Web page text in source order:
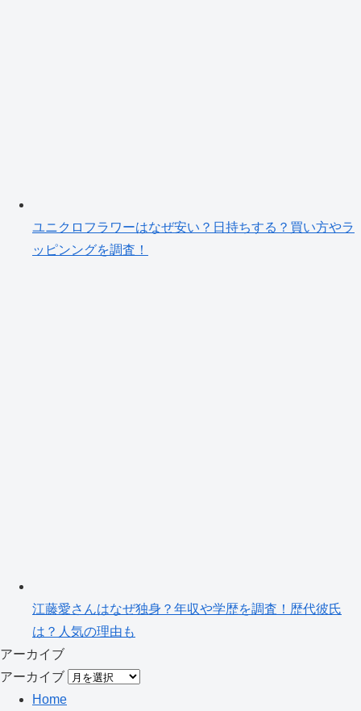
ユニクロフラワーはなぜ安い？日持ちする？買い方やラ
ッピンングを調査！
江藤愛さんはなぜ独身？年収や学歴を調査！歴代彼氏
は？人気の理由も
アーカイブ
アーカイブ
Home